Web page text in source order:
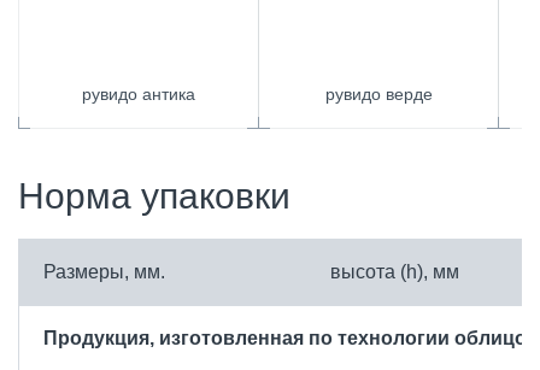
рувидо антика рувидо верде
Норма упаковки
Размеры, мм. высота (h), мм
Продукция, изготовленная по технологии